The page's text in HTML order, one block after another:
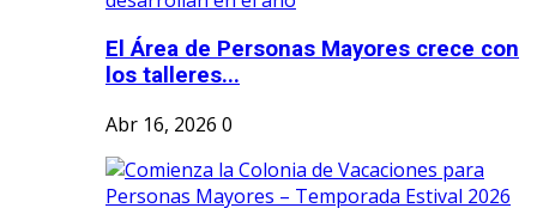
El Área de Personas Mayores crece con
los talleres...
Abr 16, 2026 0